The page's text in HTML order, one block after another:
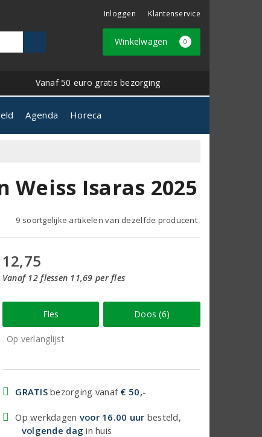
Inloggen Klantenservice
Winkelwagen 0
Vanaf 50 euro gratis bezorging
Agenda Horeca
Isaras 2025
9 soortgelijke artikelen van dezelfde producent
12,75
Vanaf 12 flessen 11,69 per fles
Fles Doos (6)
Op verlanglijst
GRATISbezorging vanaf € 50,-
Op werkdagen voor 16.00 uur besteld,
volgende dag in huis